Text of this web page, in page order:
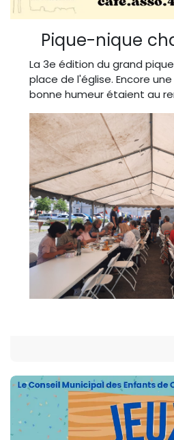
Pique-nique
La 3e édition du grand
place de l'église. Encore
bonne humeur étaient au